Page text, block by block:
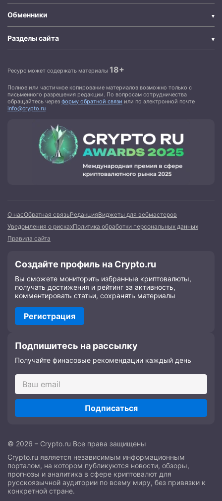
Обменники
Разделы сайта
Ресурс может содержать материалы 18+
Полное или частичное копирование материалов возможно только с
письменного разрешения редакции. По вопросам сотрудничества
обращайтесь через форму обратной связи или по электронной почте
info@crypto.ru
О насОбратная связьРедакцияВиджеты для вебмастеров
Уведомления о рискахПолитика обработки персональных данных
Правила сайта
Создайте профиль на Crypto.ru
Вы сможете мониторить избранные криптовалюты,
получать достижения и рейтинг за активность,
комментировать статьи, сохранять материалы
Регистрация
Подпишитесь на рассылку
Получайте финасовые рекомендации каждый день
Подписаться
© 2026 – Crypto.ru Все права защищены
Crypto.ru является независимым информационным
порталом, на котором публикуются новости, обзоры,
прогнозы и аналитика в сфере криптовалют для
русскоязычной аудитории по всему миру, без привязки к
конкретной стране.